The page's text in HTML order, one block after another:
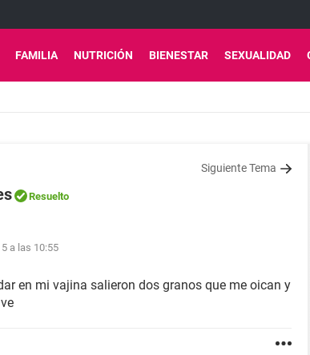
FAMILIA NUTRICIÓN BIENESTAR SEXUALIDAD
Siguiente Tema
Resuelto
a las 10:55
en mi vajina salieron dos granos que me oican y